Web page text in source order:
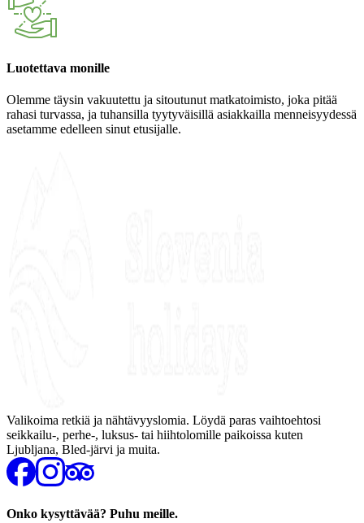
Luotettava monille
Olemme täysin vakuutettu ja sitoutunut matkatoimisto, joka pitää
rahasi turvassa, ja tuhansilla tyytyväisillä asiakkailla menneisyydessä
asetamme edelleen sinut etusijalle.
Valikoima retkiä ja nähtävyyslomia. Löydä paras vaihtoehtosi
seikkailu-, perhe-, luksus- tai hiihtolomille paikoissa kuten
Ljubljana, Bled-järvi ja muita.
Onko kysyttävää? Puhu meille.